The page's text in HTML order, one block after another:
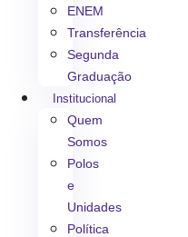
ENEM
Transferência
Segunda
Graduação
Institucional
Quem
Somos
Polos
e
Unidades
Política